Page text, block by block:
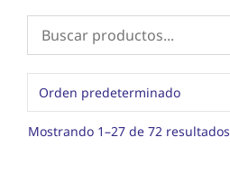
Mostrando 1–27 de 72 resultados